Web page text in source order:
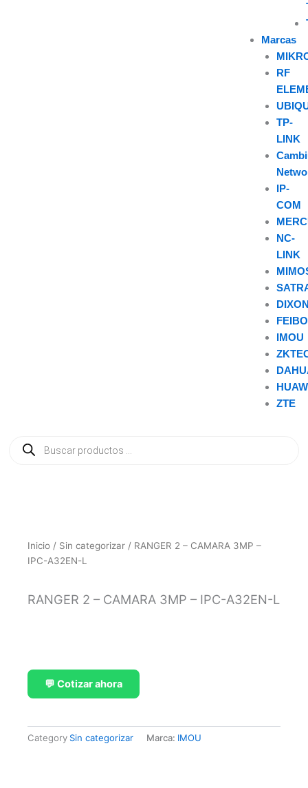
Marcas
RF
TP-
LINK
IP-
COM
NC-
LINK
IMOU
ZTE
Inicio / Sin categorizar / RANGER 2 – CAMARA 3MP –
IPC-A32EN-L
RANGER 2 – CAMARA 3MP – IPC-A32EN-L
💬 Cotizar ahora
Category Sin categorizar Marca: IMOU